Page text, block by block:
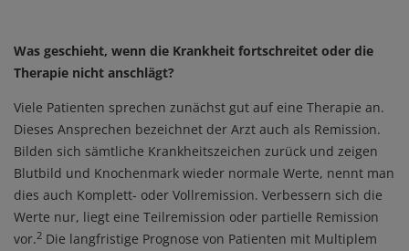
Was geschieht, wenn die Krankheit fortschreitet oder die
Therapie nicht anschlägt?
Viele Patienten sprechen zunächst gut auf eine Therapie an.
Dieses Ansprechen bezeichnet der Arzt auch als Remission.
Bilden sich sämtliche Krankheitszeichen zurück und zeigen
Blutbild und Knochenmark wieder normale Werte, nennt man
dies auch Komplett- oder Vollremission. Verbessern sich die
Werte nur, liegt eine Teilremission oder partielle Remission
vor.2 Die langfristige Prognose von Patienten mit Multiplem